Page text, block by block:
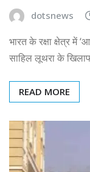
dotsnews
भारत के रक्षा क्षेत्र में
साहिल लूथरा के
READ MORE